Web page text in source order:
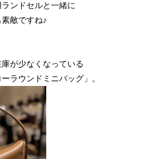
ンドセルと一緒に
敵ですね♪
が少なくなっている
ラウンドミニバッグ」。